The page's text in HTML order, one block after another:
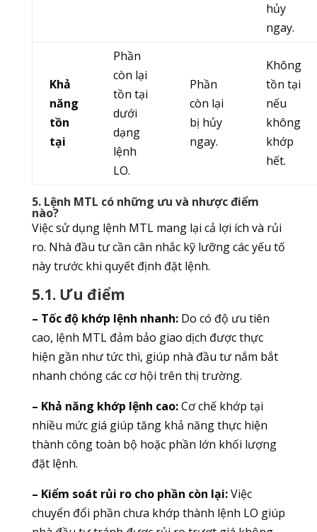
hủy
ngay.
Khả
năng
tồn
tại
Phần
còn lại
tồn tại
dưới
dạng
lệnh
LO.
Phần
còn lại
bị hủy
ngay.
Không
tồn tại
nếu
không
khớp
hết.
5. Lệnh MTL có những ưu và nhược điểm
nào?
Việc sử dụng lệnh MTL mang lại cả lợi ích và rủi
ro. Nhà đầu tư cần cân nhắc kỹ lưỡng các yếu tố
này trước khi quyết định đặt lệnh.
5.1. Ưu điểm
– Tốc độ khớp lệnh nhanh:Do có độ ưu tiên
cao, lệnh MTL đảm bảo giao dịch được thực
hiện gần như tức thì, giúp nhà đầu tư nắm bắt
nhanh chóng các cơ hội trên thị trường.
– Khả năng khớp lệnh cao:Cơ chế khớp tại
nhiều mức giá giúp tăng khả năng thực hiện
thành công toàn bộ hoặc phần lớn khối lượng
đặt lệnh.
– Kiểm soát rủi ro cho phần còn lại:Việc
chuyển đổi phần chưa khớp thành lệnh LO giúp